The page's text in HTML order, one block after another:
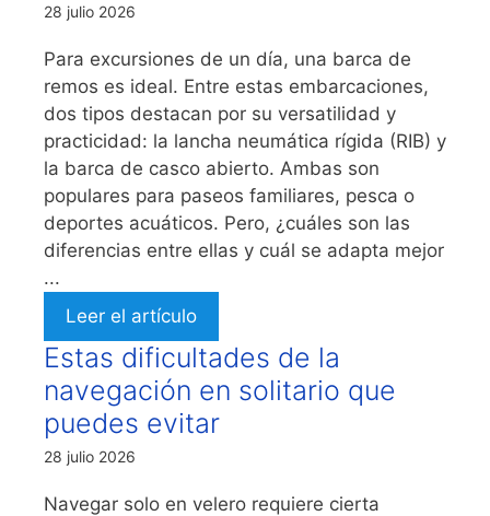
28 julio 2026
Para excursiones de un día, una barca de
remos es ideal. Entre estas embarcaciones,
dos tipos destacan por su versatilidad y
practicidad: la lancha neumática rígida (RIB) y
la barca de casco abierto. Ambas son
populares para paseos familiares, pesca o
deportes acuáticos. Pero, ¿cuáles son las
diferencias entre ellas y cuál se adapta mejor
...
Leer el artículo
Estas dificultades de la
navegación en solitario que
puedes evitar
28 julio 2026
Navegar solo en velero requiere cierta